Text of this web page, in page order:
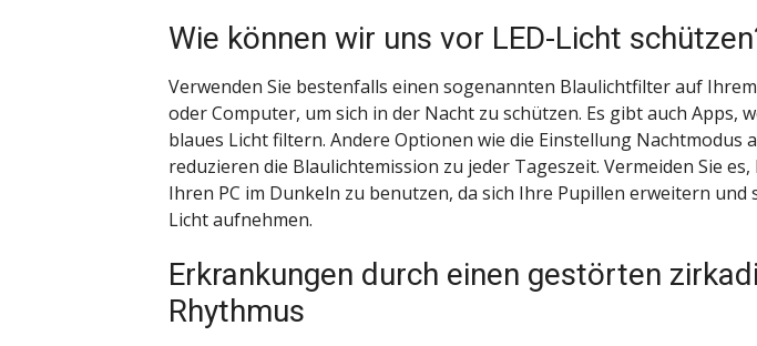
Wie können wir uns vor LED-Licht
Verwenden Sie bestenfalls einen sogenannten Blaulichtfilter auf
oder Computer, um sich in der Nacht zu schützen. Es gibt auch Apps,
blaues Licht filtern. Andere Optionen wie die Einstellung Nachtmodus
reduzieren die Blaulichtemission zu jeder Tageszeit. Vermeiden Sie
Ihren PC im Dunkeln zu benutzen, da sich Ihre Pupillen erweitern und
Licht aufnehmen.
Erkrankungen durch einen gestörten
Rhythmus